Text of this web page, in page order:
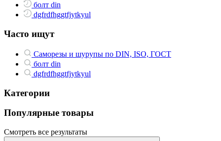
болт din
dgfrdfhggtfjytkyul
Часто ищут
Саморезы и шурупы по DIN, ISO, ГОСТ
болт din
dgfrdfhggtfjytkyul
Категории
Популярные товары
Смотреть все результаты